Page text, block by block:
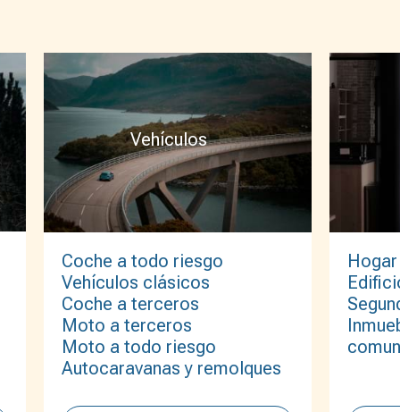
Vehículos
Coche a todo riesgo
Vehículos clásicos
Coche a terceros
Moto a terceros
Moto a todo riesgo
Autocaravanas y remolques
Hogar